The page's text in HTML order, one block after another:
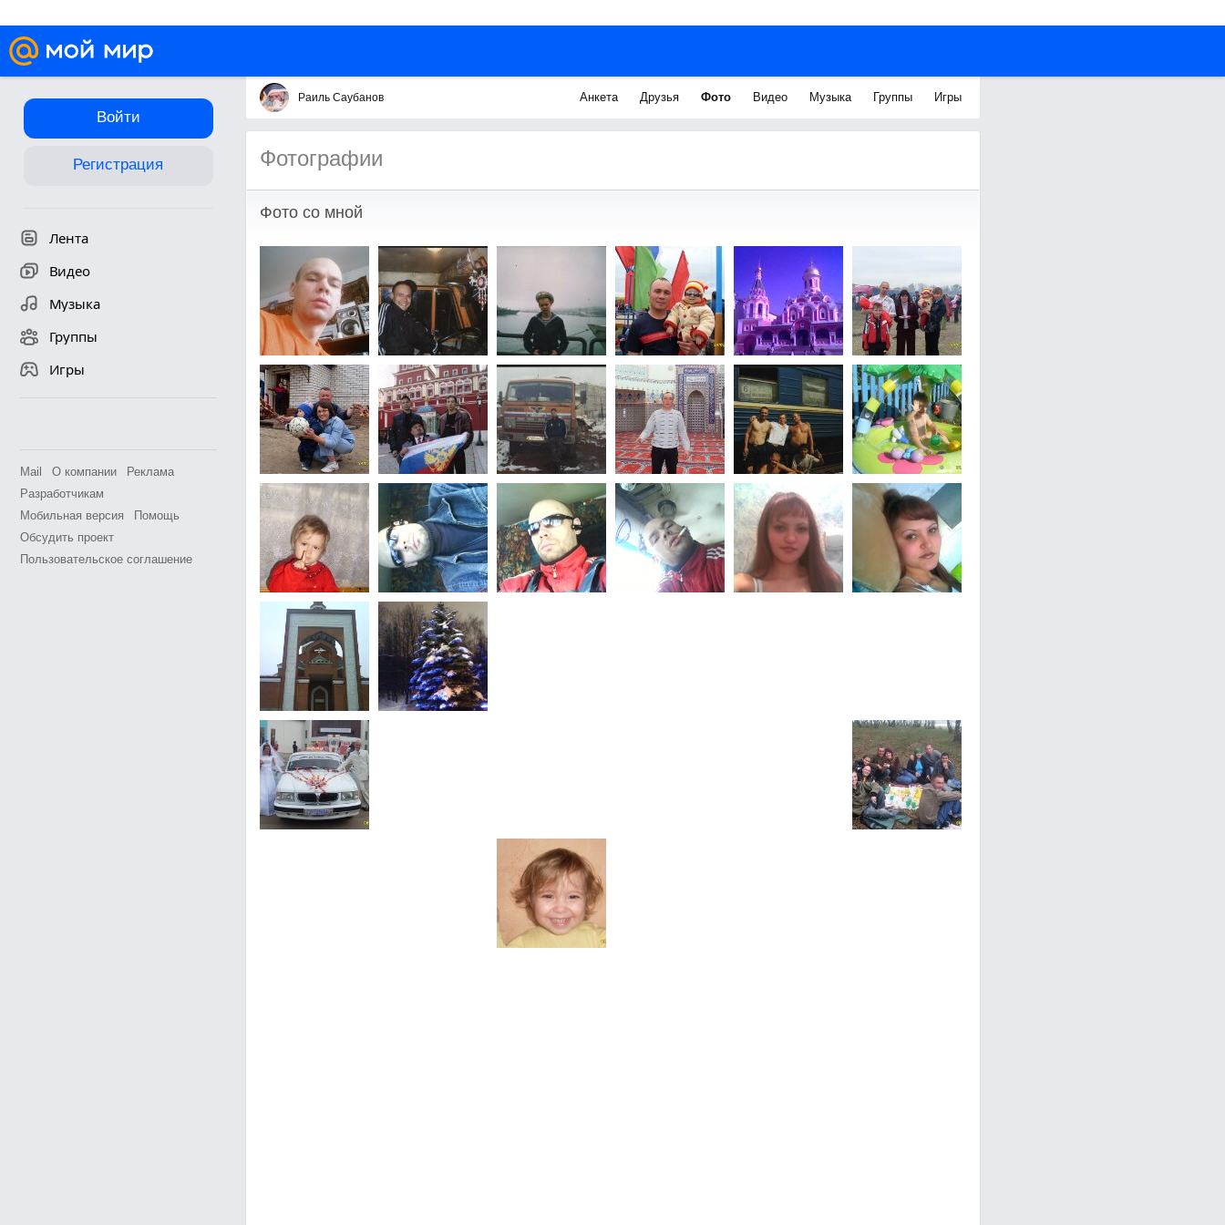
Войти
Регистрация
Лента
Видео
Музыка
Группы
Игры
Mail О компании
Реклама
Разработчикам
Мобильная версия
Помощь
Обсудить проект
Пользовательское соглашение
Раиль Саубанов Анкета Друзья Фото Видео Музыка Группы Игры
Фотографии
Фото со мной